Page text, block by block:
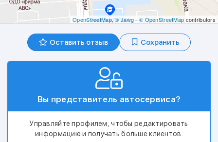
OpenStreetMap,© Jawg- © OpenStreetMap contributors
Оставить отзыв Сохранить
Вы представитель автосервиса?
Управляйте профилем, чтобы редактировать
информацию и получать больше клиентов.